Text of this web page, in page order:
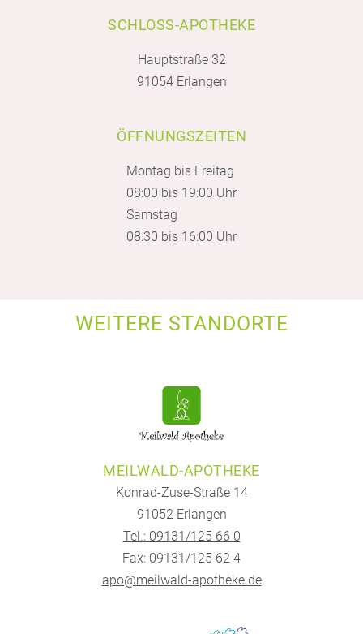
SCHLOSS-APOTHEKE
Hauptstraße 32
91054 Erlangen
ÖFFNUNGSZEITEN
Montag bis Freitag
08:00 bis 19:00 Uhr
Samstag
08:30 bis 16:00 Uhr
WEITERE STANDORTE
MEILWALD-APOTHEKE
Konrad-Zuse-Straße 14
91052 Erlangen
Tel.: 09131/125 66 0
Fax: 09131/125 62 4
apo@meilwald-apotheke.de